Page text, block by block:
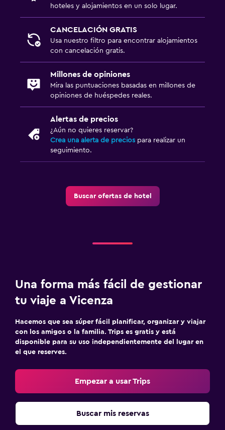
hoteles y alojamientos en un solo lugar.
CANCELACIÓN GRATIS
Usa nuestro filtro para encontrar alojamientos
con cancelación gratis.
Millones de opiniones
Mira las puntuaciones basadas en millones de
opiniones de huéspedes reales.
Alertas de precios
¿Aún no quieres reservar?
Crea una alerta de precios para realizar un
seguimiento.
Buscar ofertas de hotel
Una forma más fácil de gestionar
tu viaje a Vicenza
Hacemos que sea súper fácil planificar, organizar y viajar
con los amigos o la familia. Trips es gratis y está
disponible para su uso independientemente del lugar en
el que reserves.
Empezar a usar Trips
Buscar mis reservas